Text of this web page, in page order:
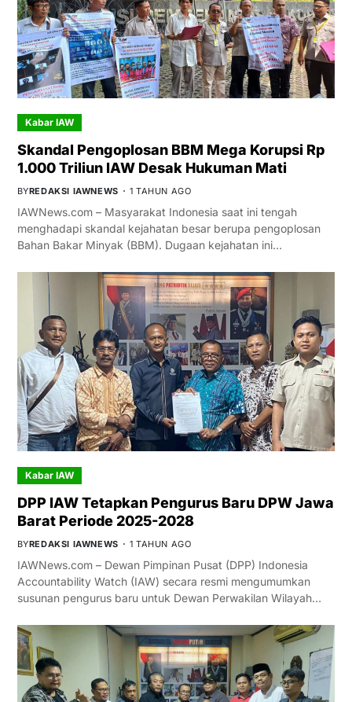
Kabar IAW
Skandal Pengoplosan BBM Mega Korupsi Rp
1.000 Triliun IAW Desak Hukuman Mati
BYREDAKSI IAWNEWS 1 TAHUN AGO
IAWNews.com – Masyarakat Indonesia saat ini tengah
menghadapi skandal kejahatan besar berupa pengoplosan
Bahan Bakar Minyak (BBM). Dugaan kejahatan ini…
Kabar IAW
DPP IAW Tetapkan Pengurus Baru DPW Jawa
Barat Periode 2025-2028
BYREDAKSI IAWNEWS 1 TAHUN AGO
IAWNews.com – Dewan Pimpinan Pusat (DPP) Indonesia
Accountability Watch (IAW) secara resmi mengumumkan
susunan pengurus baru untuk Dewan Perwakilan Wilayah…